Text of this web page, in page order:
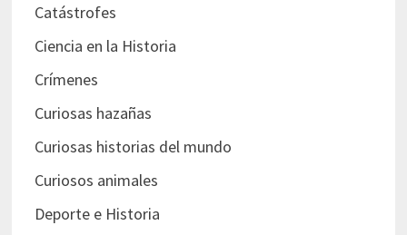
Catástrofes
Ciencia en la Historia
Crímenes
Curiosas hazañas
Curiosas historias del mundo
Curiosos animales
Deporte e Historia